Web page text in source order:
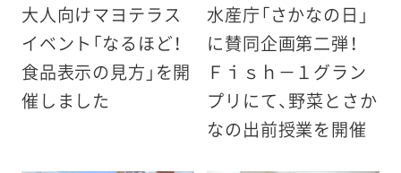
大人向けマヨテラス
イベント「なるほど！
食品表示の見方」を開
催しました
水産庁「さかなの日」
に賛同企画第二弾！
Ｆｉｓｈ－１グラン
プリにて、野菜とさか
なの出前授業を開催